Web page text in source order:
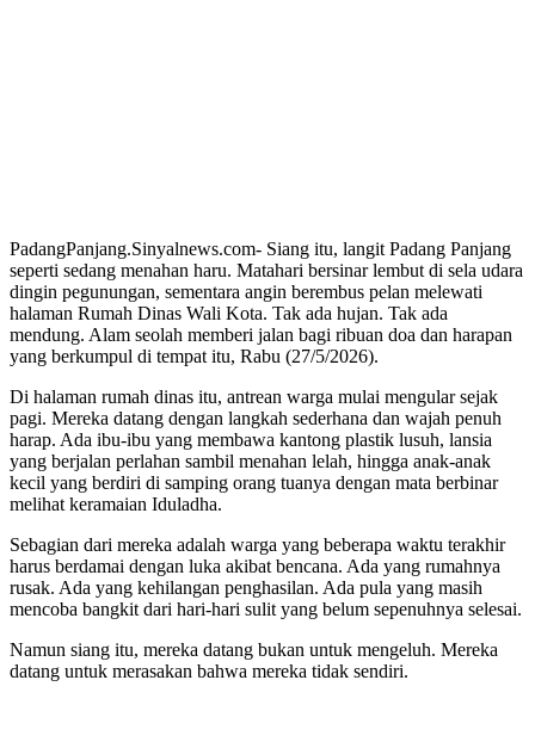
PadangPanjang.Sinyalnews.com- Siang itu, langit Padang Panjang
seperti sedang menahan haru. Matahari bersinar lembut di sela udara
dingin pegunungan, sementara angin berembus pelan melewati
halaman Rumah Dinas Wali Kota. Tak ada hujan. Tak ada
mendung. Alam seolah memberi jalan bagi ribuan doa dan harapan
yang berkumpul di tempat itu, Rabu (27/5/2026).
Di halaman rumah dinas itu, antrean warga mulai mengular sejak
pagi. Mereka datang dengan langkah sederhana dan wajah penuh
harap. Ada ibu-ibu yang membawa kantong plastik lusuh, lansia
yang berjalan perlahan sambil menahan lelah, hingga anak-anak
kecil yang berdiri di samping orang tuanya dengan mata berbinar
melihat keramaian Iduladha.
Sebagian dari mereka adalah warga yang beberapa waktu terakhir
harus berdamai dengan luka akibat bencana. Ada yang rumahnya
rusak. Ada yang kehilangan penghasilan. Ada pula yang masih
mencoba bangkit dari hari-hari sulit yang belum sepenuhnya selesai.
Namun siang itu, mereka datang bukan untuk mengeluh. Mereka
datang untuk merasakan bahwa mereka tidak sendiri.